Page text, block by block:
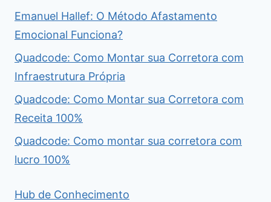
Emanuel Hallef: O Método Afastamento
Emocional Funciona?
Quadcode: Como Montar sua Corretora com
Infraestrutura Própria
Quadcode: Como Montar sua Corretora com
Receita 100%
Quadcode: Como montar sua corretora com
lucro 100%
Hub de Conhecimento